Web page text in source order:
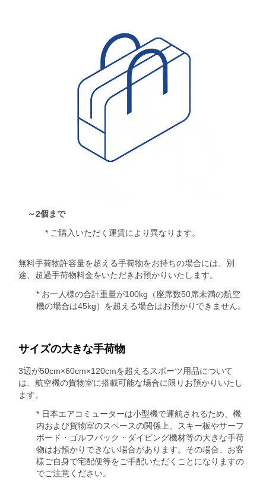
～2個まで
* ご購入いただく運賃により異なります。
無料手荷物許容量を超える手荷物をお持ちの場合には、別
途、超過手荷物料金をいただきお預かりいたします。
* お一人様の合計重量が100kg（座席数50席未満の航空
機の場合は45kg）を超える場合はお預かりできません。
サイズの大きな手荷物
3辺が50cm×60cm×120cmを超えるスポーツ用品について
は、航空機の貨物室に搭載可能な場合に限りお預かりいたし
ます。
* 日本エアコミューターは小型機で運航されるため、機
内および貨物室のスペースの関係上、スキー板やサーフ
ボード・ゴルフバック・ダイビング機材等の大きな手荷
物はお預かりできない場合があります。その場合、お客
様ご自身で宅配便等をご手配いただくことになりますの
でご注意ください。